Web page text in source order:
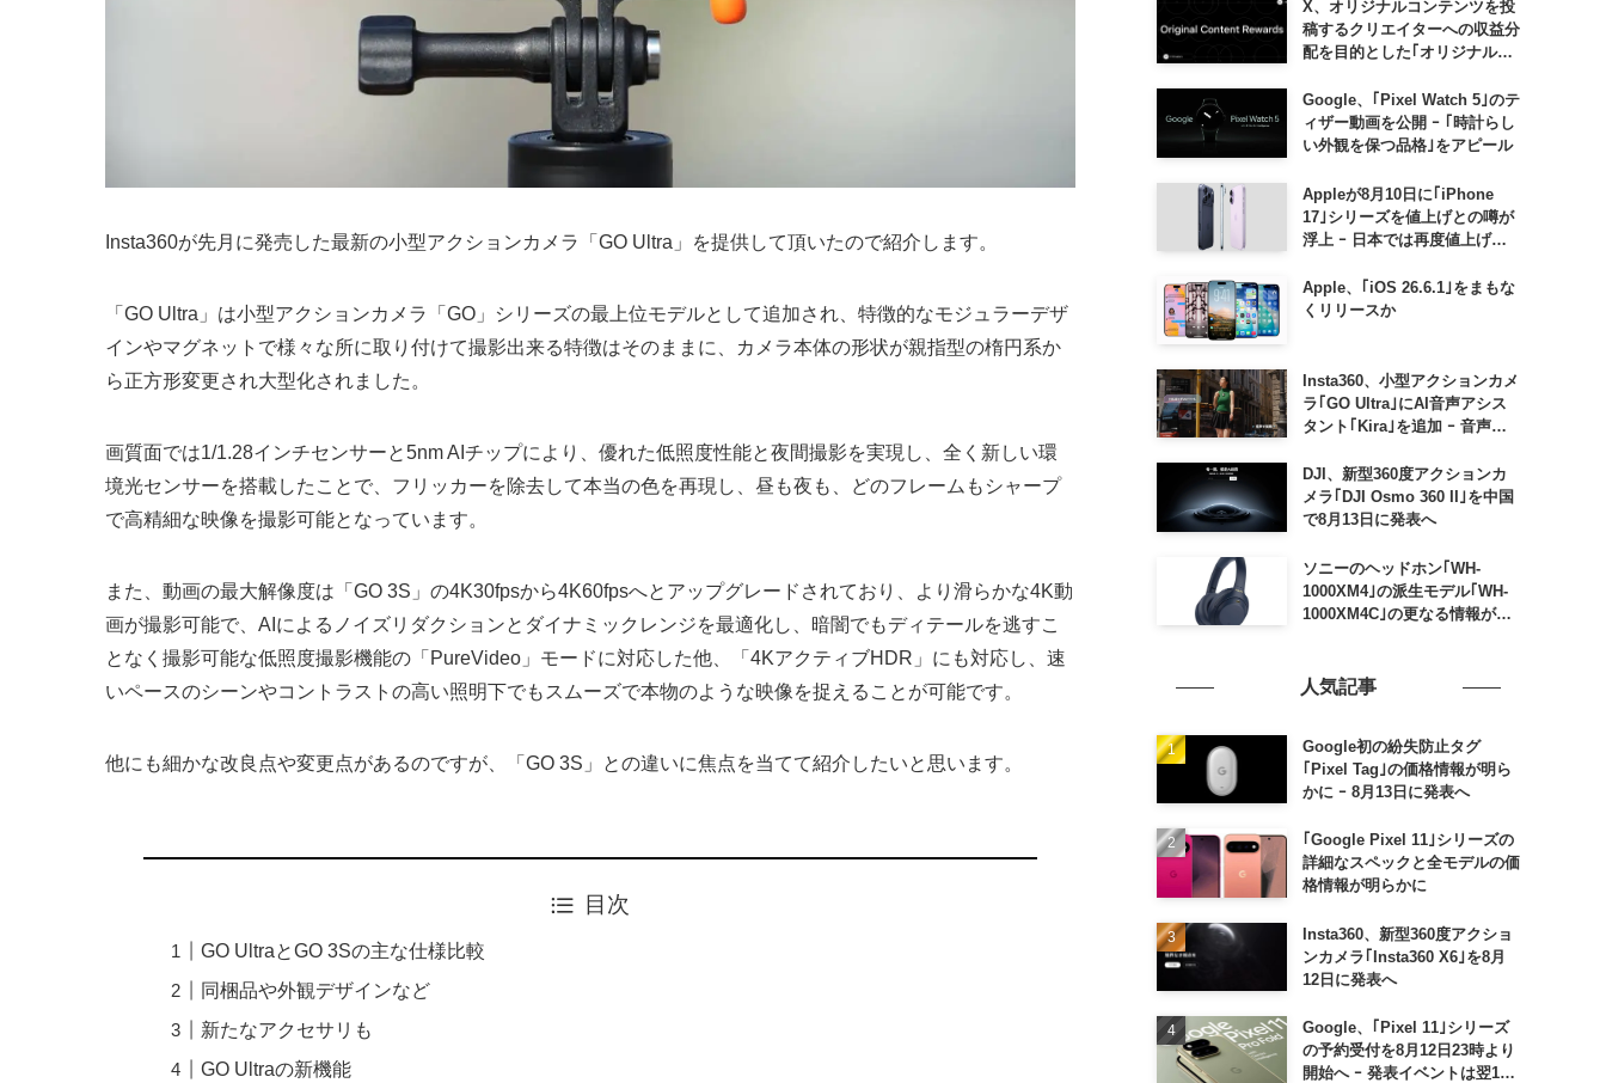
Insta360が先月に発売した最新の小型アクションカメラ「GO Ultra」を提供して頂いたので紹介します。
「GO Ultra」は小型アクションカメラ「GO」シリーズの最上位モデルとして追加され、特徴的なモジュラーデザ
インやマグネットで様々な所に取り付けて撮影出来る特徴はそのままに、カメラ本体の形状が親指型の楕円系か
ら正方形変更され大型化されました。
画質面では1/1.28インチセンサーと5nm AIチップにより、優れた低照度性能と夜間撮影を実現し、全く新しい環
境光センサーを搭載したことで、フリッカーを除去して本当の色を再現し、昼も夜も、どのフレームもシャープ
で高精細な映像を撮影可能となっています。
また、動画の最大解像度は「GO 3S」の4K30fpsから4K60fpsへとアップグレードされており、より滑らかな4K動
画が撮影可能で、AIによるノイズリダクションとダイナミックレンジを最適化し、暗闇でもディテールを逃すこ
となく撮影可能な低照度撮影機能の「PureVideo」モードに対応した他、「4KアクティブHDR」にも対応し、速
いペースのシーンやコントラストの高い照明下でもスムーズで本物のような映像を捉えることが可能です。
他にも細かな改良点や変更点があるのですが、「GO 3S」との違いに焦点を当てて紹介したいと思います。
目次
GO UltraとGO 3Sの主な仕様比較
同梱品や外観デザインなど
新たなアクセサリも
GO Ultraの新機能
X、オリジナルコンテンツを投
稿するクリエイターへの収益分
配を目的とした｢オリジナルコ
入へ ｰ 従来の｢収益分配｣は廃
止
Google、｢Pixel Watch 5｣のテ
ィザー動画を公開 ｰ ｢時計らし
い外観を保つ品格｣をアピール
Appleが8月10日に｢iPhone
17｣シリーズを値上げとの噂が
浮上 ｰ 日本では再度値上げの
Apple、｢iOS 26.6.1｣をまもな
くリリースか
Insta360、小型アクションカメ
ラ｢GO Ultra｣にAI音声アシス
タント｢Kira｣を追加 ｰ 音声で
などが利用可能に
DJI、新型360度アクションカ
メラ｢DJI Osmo 360 II｣を中国
で8月13日に発表へ
ソニーのヘッドホン｢WH-
1000XM4｣の派生モデル｢WH-
1000XM4C｣の更なる情報が明
人気記事
Google初の紛失防止タグ
｢Pixel Tag｣の価格情報が明ら
かに ｰ 8月13日に発表へ
｢Google Pixel 11｣シリーズの
詳細なスペックと全モデルの価
格情報が明らかに
Insta360、新型360度アクショ
ンカメラ｢Insta360 X6｣を8月
12日に発表へ
Google、｢Pixel 11｣シリーズ
の予約受付を8月12日23時より
開始へ ｰ 発表イベントは翌13